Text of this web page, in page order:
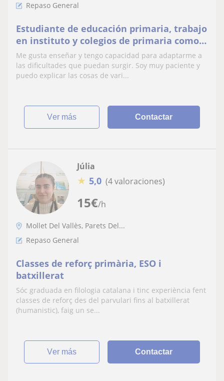
Repaso General
Estudiante de educación primaria, trabajo
en instituto y colegios de primaria como
soporte.
Me gusta enseñar y tengo capacidad para adaptarme a
las dificultades que puedan surgir. Soy muy paciente y
puedo explicar las cosas de vari...
ver más Contactar
15€/h
Júlia
★ 5,0 (4 valoraciones)
Mollet Del Vallès, Parets Del...
Repaso General
Classes de reforç primària, ESO i
batxillerat
Sóc graduada en filologia catalana i tinc experiència fent
classes de reforç des del parvulari fins al batxillerat
(humanistic), faig un se...
ver más Contactar